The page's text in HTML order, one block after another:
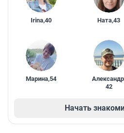
Irina,40 Ната,43
Марина,54 Александр
42
Начать